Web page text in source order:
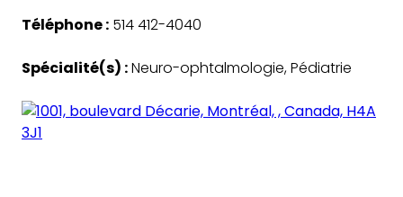
Téléphone : 514 412-4040
Spécialité(s) :Neuro-ophtalmologie, Pédiatrie